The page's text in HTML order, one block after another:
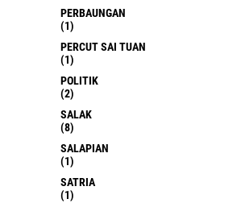
PERBAUNGAN
(1)
PERCUT SAI TUAN
(1)
POLITIK
(2)
SALAK
(8)
SALAPIAN
(1)
SATRIA
(1)